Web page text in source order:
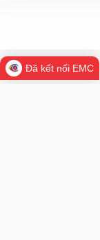
Đã kết nối EMC